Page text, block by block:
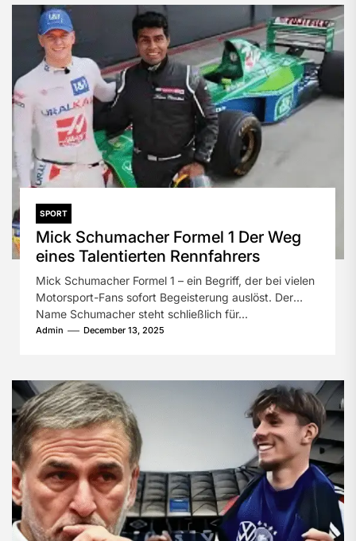
SPORT
Mick Schumacher Formel 1 Der Weg
eines Talentierten Rennfahrers
Mick Schumacher Formel 1 – ein Begriff, der bei vielen
Motorsport-Fans sofort Begeisterung auslöst. Der
Name Schumacher steht schließlich für...
Admin December 13, 2025